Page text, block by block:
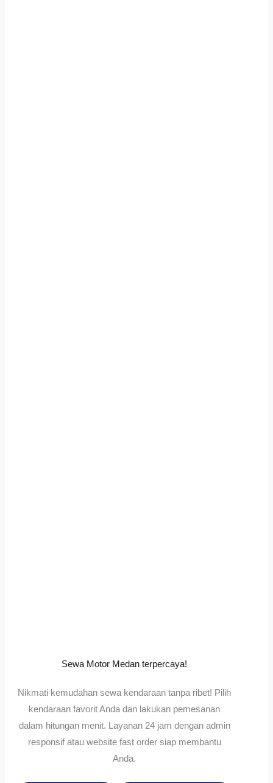
Sewa Motor Medan terpercaya!
Nikmati kemudahan sewa kendaraan tanpa ribet! Pilih
kendaraan favorit Anda dan lakukan pemesanan
dalam hitungan menit. Layanan 24 jam dengan admin
responsif atau website fast order siap membantu
Anda.